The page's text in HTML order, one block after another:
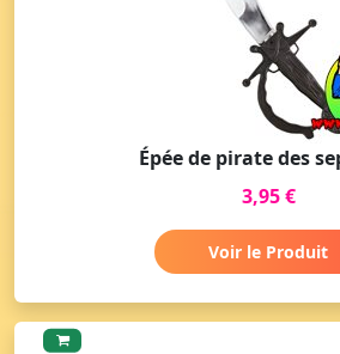
Épée de pirate des
3,95 €
Voir le Produit